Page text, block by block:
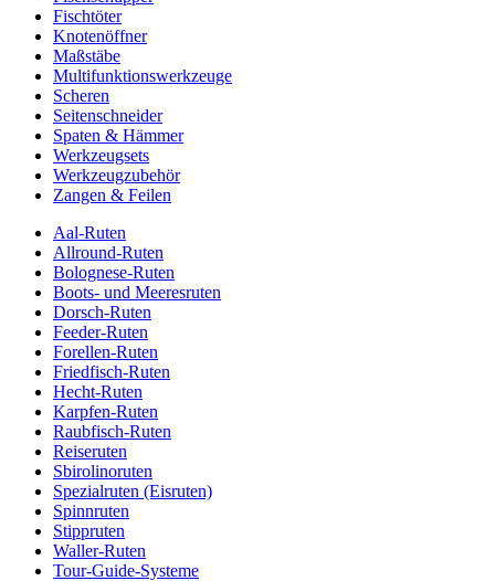
Fischtöter
Knotenöffner
Maßstäbe
Multifunktionswerkzeuge
Scheren
Seitenschneider
Spaten & Hämmer
Werkzeugsets
Werkzeugzubehör
Zangen & Feilen
Aal-Ruten
Allround-Ruten
Bolognese-Ruten
Boots- und Meeresruten
Dorsch-Ruten
Feeder-Ruten
Forellen-Ruten
Friedfisch-Ruten
Hecht-Ruten
Karpfen-Ruten
Raubfisch-Ruten
Reiseruten
Sbirolinoruten
Spezialruten (Eisruten)
Spinnruten
Stippruten
Waller-Ruten
Tour-Guide-Systeme